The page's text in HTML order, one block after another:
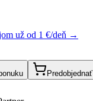
už od 1 €/deň →
Predobjednať